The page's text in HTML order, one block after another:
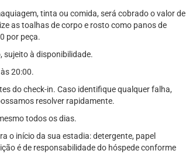
tinta ou comida, será cobrado o valor de
as toalhas de corpo e rosto como panos de
por peça.
sujeito à disponibilidade.
20:00.
do check-in. Caso identifique qualquer falha,
resolver rapidamente.
todos os dias.
o início da sua estadia: detergente, papel
é de responsabilidade do hóspede conforme